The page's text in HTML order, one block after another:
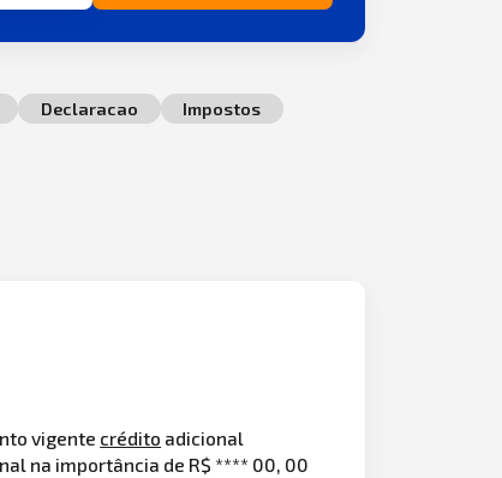
Declaracao
Impostos
vigente crédito adicional
na importância de R$ **** 00, 00